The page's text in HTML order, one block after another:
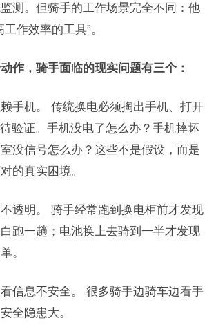
测。但骑手的工作场景完全不同：他
作效率的工具”。
作，骑手面临的现实问题有三个：
手机。 传统换电必须掏出手机、打开
验证。手机没电了怎么办？手机摔坏
没信号怎么办？这些不是假设，而是
的真实困境。
透明。 骑手经常跑到换电柜前才发现
跑一趟；电池换上去骑到一半才发现
。
信息不安全。 很多骑手边骑车边看手
全隐患大。